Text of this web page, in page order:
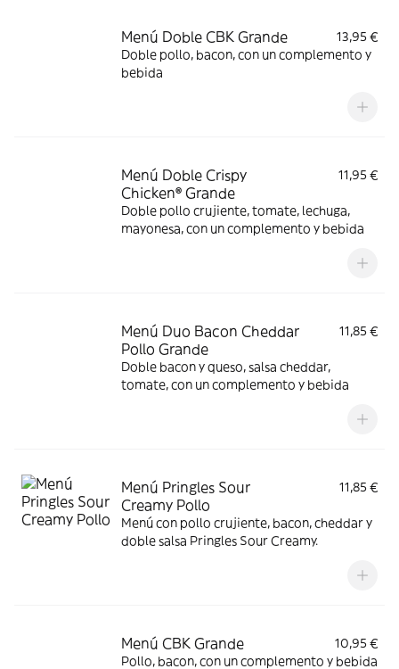
Menú Doble CBK Grande
13,95 €
Doble pollo, bacon, con un complemento y
bebida
Menú Doble Crispy
Chicken® Grande
11,95 €
Doble pollo crujiente, tomate, lechuga,
mayonesa, con un complemento y bebida
Menú Duo Bacon Cheddar
Pollo Grande
11,85 €
Doble bacon y queso, salsa cheddar,
tomate, con un complemento y bebida
Menú Pringles Sour
Creamy Pollo
11,85 €
Menú con pollo crujiente, bacon, cheddar y
doble salsa Pringles Sour Creamy.
Menú CBK Grande
10,95 €
Pollo, bacon, con un complemento y bebida